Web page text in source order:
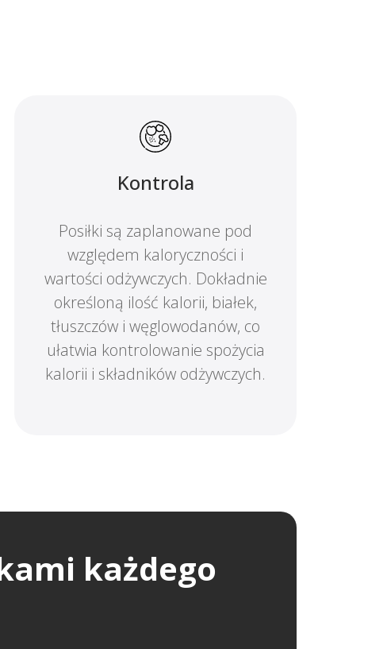
Kontrola
Posiłki są zaplanowane pod
względem kaloryczności i
wartości odżywczych. Dokładnie
określoną ilość kalorii, białek,
tłuszczów i węglowodanów, co
ułatwia kontrolowanie spożycia
kalorii i składników odżywczych.
każdego